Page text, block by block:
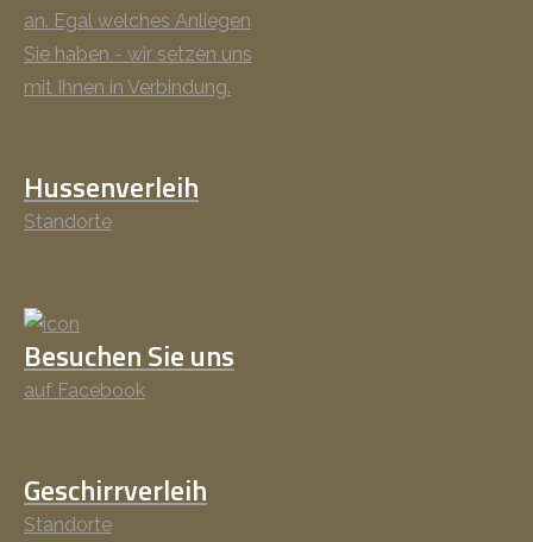
an. Egal welches Anliegen
Sie haben - wir setzen uns
mit Ihnen in Verbindung.
Hussenverleih
Standorte
Besuchen Sie uns
auf Facebook
Geschirrverleih
Standorte